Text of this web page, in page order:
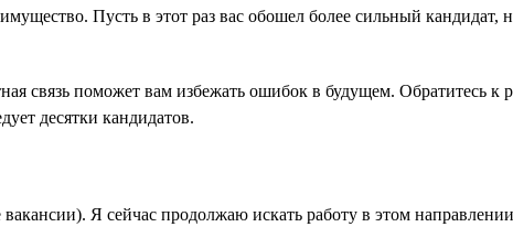
Пусть в этот раз вас обошел более сильный кандидат,
связь поможет вам избежать ошибок в будущем. Обратитесь к
десятки кандидатов.
Я сейчас продолжаю искать работу в этом